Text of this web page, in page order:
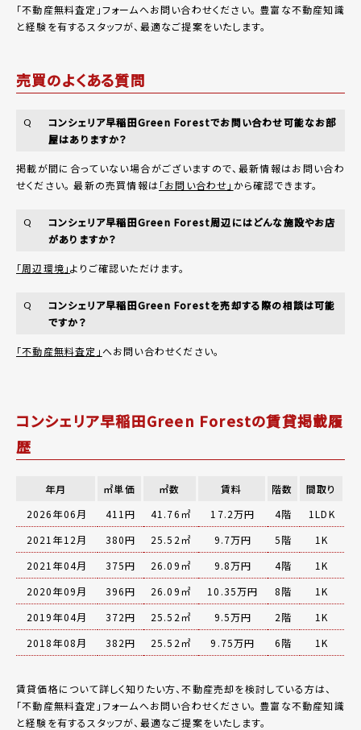
「不動産無料査定 」フォームへお問い合わせください。 豊富な不動産知識
と経験を有するスタッフが、最適なご提案をいたします。
売買のよくある質問
Q
コンシェリア早稲田Green Forestでお問い合わせ可能なお部
屋はありますか？
掲載が間に合っていない場合がございますので、最新情報はお問い合わ
せください。 最新の売買情報は「お問い合わせ」 から確認できます。
Q
コンシェリア早稲田Green Forest周辺にはどんな施設やお店
がありますか？
「周辺環境」よりご確認いただけます。
Q
コンシェリア早稲田Green Forestを売却する際の相談は可能
ですか？
「不動産無料査定」へお問い合わせください。
コンシェリア早稲田Green Forestの賃貸掲載履
歴
年月 ㎡単価 ㎡数 賃料 階数
間取り
2026年06月
411円 41.76㎡ 17.2万円 4階
1LDK
2021年12月
380円 25.52㎡ 9.7万円 5階
1K
2021年04月
375円 26.09㎡ 9.8万円 4階
1K
2020年09月
396円 26.09㎡ 10.35万円 8階
1K
2019年04月
372円 25.52㎡ 9.5万円 2階
1K
2018年08月
382円 25.52㎡ 9.75万円 6階 1K
賃貸価格について詳しく知りたい方、不動産売却を検討している方は、
「不動産無料査定 」フォームへお問い合わせください。 豊富な不動産知識
と経験を有するスタッフが、最適なご提案をいたします。